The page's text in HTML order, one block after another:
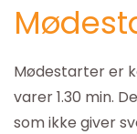
Mødestarter er
varer 1.30 min.
som ikke giver